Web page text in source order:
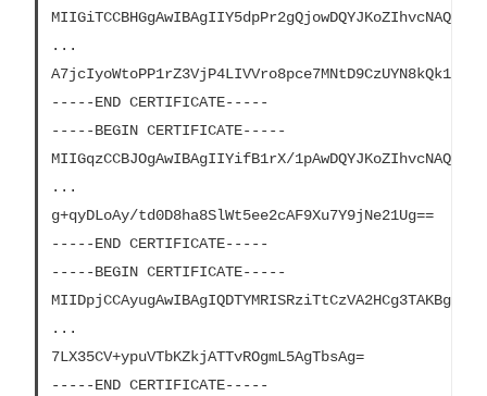
...
-----END CERTIFICATE-----
-----BEGIN CERTIFICATE-----
MIIGqzCCBJOgAwIBAgIIYifB1rX/
...
g+qyDLoAy/td0D8ha8SlWt5ee2cAF9Xu7Y9jNe21Ug==
-----END CERTIFICATE-----
-----BEGIN CERTIFICATE-----
...
7LX35CV+ypuVTbKZkjATTvROgmL5AgTbsAg=
-----END CERTIFICATE-----